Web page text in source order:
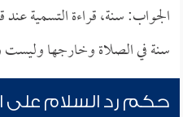
الجواب: سنة، قراءة التسمية عند
سنة في الصلاة وخارجها
حكم رد السلام على